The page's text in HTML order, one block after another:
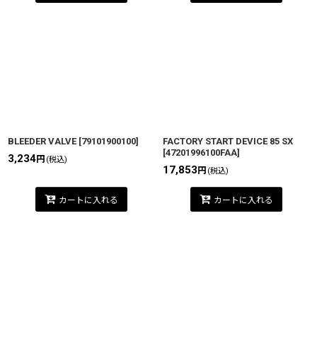
BLEEDER VALVE [79101900100]
3,234円 (税込)
カートに入れる
FACTORY START DEVICE 85 SX
[47201996100FAA]
17,853 円 (税込)
カートに入れる